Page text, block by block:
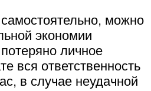
можно
экономии
личное
вся ответственность
в случае неудачной